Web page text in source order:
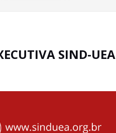
SIND-UEA